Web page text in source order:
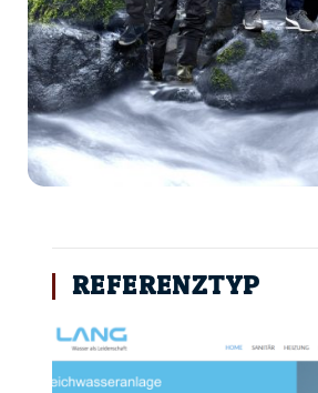
REFERENZTYP